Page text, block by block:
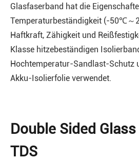
Glasfaserband hat die
Temperaturbeständigkeit (-50℃～
Haftkraft, Zähigkeit und
Klasse hitzebeständigen
Hochtemperatur-Sandlast-Schutz
Akku-Isolierfolie verwendet.
Double Sided
TDS